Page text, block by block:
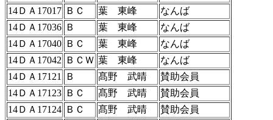
14ＤＡ17017 ＢＣ 葉 東峰
なんば
14ＤＡ17036 Ｂ 葉 東峰
なんば
14ＤＡ17040 ＢＣ 葉 東峰
なんば
14ＤＡ17042
ＢＣＷ 葉 東峰
なんば
14ＤＡ17121
Ｂ 髙野 武晴
賛助会員
14ＤＡ17123 ＢＣ 髙野 武晴
賛助会員
14ＤＡ17124 ＢＣ 髙野 武晴
賛助会員